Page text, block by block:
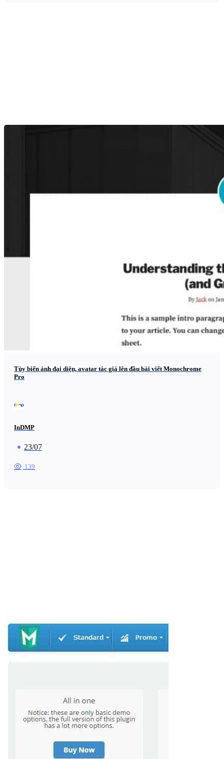
Tùy biến ảnh đại diện, avatar tác giả lên đầu bài viết Monochrome
Pro
InDMP
23/07
139